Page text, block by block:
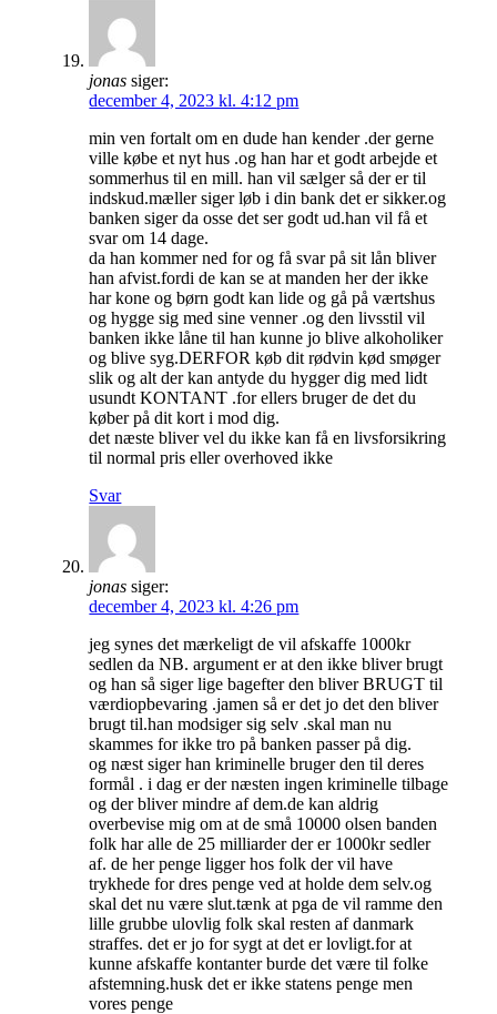
jonas siger:
december 4, 2023 kl. 4:12 pm
min ven fortalt om en dude han kender .der gerne
ville købe et nyt hus .og han har et godt arbejde et
sommerhus til en mill. han vil sælger så der er til
indskud.mæller siger løb i din bank det er sikker.og
banken siger da osse det ser godt ud.han vil få et
svar om 14 dage.
da han kommer ned for og få svar på sit lån bliver
han afvist.fordi de kan se at manden her der ikke
har kone og børn godt kan lide og gå på værtshus
og hygge sig med sine venner .og den livsstil vil
banken ikke låne til han kunne jo blive alkoholiker
og blive syg.DERFOR køb dit rødvin kød smøger
slik og alt der kan antyde du hygger dig med lidt
usundt KONTANT .for ellers bruger de det du
køber på dit kort i mod dig.
det næste bliver vel du ikke kan få en livsforsikring
til normal pris eller overhoved ikke
Svar
jonas siger:
december 4, 2023 kl. 4:26 pm
jeg synes det mærkeligt de vil afskaffe 1000kr
sedlen da NB. argument er at den ikke bliver brugt
og han så siger lige bagefter den bliver BRUGT til
værdiopbevaring .jamen så er det jo det den bliver
brugt til.han modsiger sig selv .skal man nu
skammes for ikke tro på banken passer på dig.
og næst siger han kriminelle bruger den til deres
formål . i dag er der næsten ingen kriminelle tilbage
og der bliver mindre af dem.de kan aldrig
overbevise mig om at de små 10000 olsen banden
folk har alle de 25 milliarder der er 1000kr sedler
af. de her penge ligger hos folk der vil have
trykhede for dres penge ved at holde dem selv.og
skal det nu være slut.tænk at pga de vil ramme den
lille grubbe ulovlig folk skal resten af danmark
straffes. det er jo for sygt at det er lovligt.for at
kunne afskaffe kontanter burde det være til folke
afstemning.husk det er ikke statens penge men
vores penge